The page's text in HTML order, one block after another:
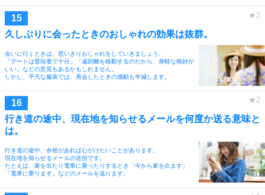
久しぶりに会ったときのおしゃれの効果は抜群。
会いに行くときは、思いきりおしゃれをしていきましょう。
「デートは普段着で十分」「遠距離を移動するのだから、身軽な格好が
いい」などの意見もあるかもしれません。
しかし、平凡な服装では、再会したときの感動も半減します。
行き道の途中、現在地を知らせるメールを何度か送る意味と
は。
行き道の途中、余裕があれば心がけたいことがあります。
現在地を知らせるメールの送信です。
たとえば、家を出たり電車に乗ったりするとき「今から家を出ます」
「電車に乗ります」などのメールを送ります。